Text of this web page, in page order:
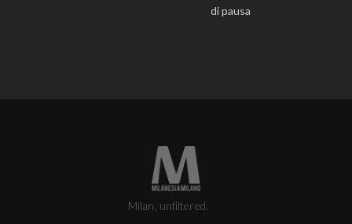
di pausa
Milan, unfiltered.